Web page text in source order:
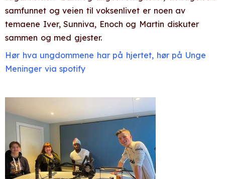
samfunnet og veien til voksenlivet er noen av
temaene Iver, Sunniva, Enoch og Martin diskuter
sammen og med gjester.
Hør hva ungdommene har på hjertet, hør på Unge
Meninger via spotify